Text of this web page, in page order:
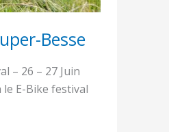
Besse
– 26 – 27 Juin
E-Bike festival